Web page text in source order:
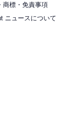
商標・免責事項
ニュースについて